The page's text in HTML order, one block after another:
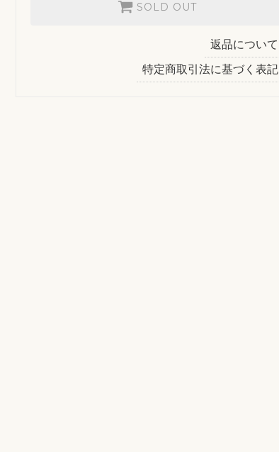
SOLD OUT
返品について
特定商取引法に基づく表記